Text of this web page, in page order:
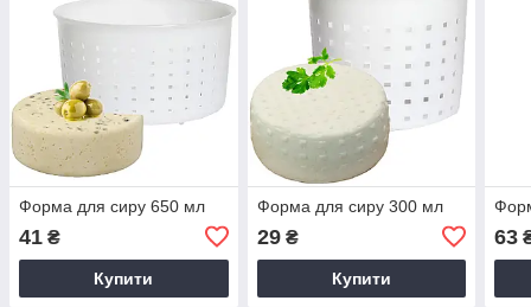
Форма для сиру 650 мл
41 ₴
Купити
Форма для сиру 300 мл
29₴
Купити
63